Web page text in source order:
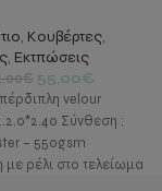
, Κουβέρτες,
, Εκτπώσεις
€ 55,00€
velour
Σύνθεση :
– 550gsm
ρέλι στο τελείωμα